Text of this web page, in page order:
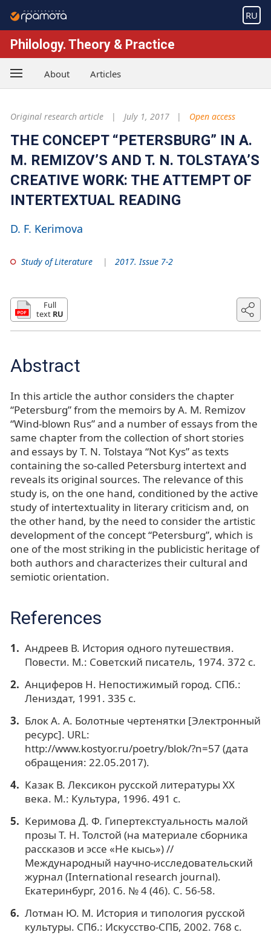
RU
Philology. Theory & Practice
About Articles
Original research article July 1, 2017 Open access
THE CONCEPT “PETERSBURG” IN A.
M. REMIZOV’S AND T. N. TOLSTAYA’S
CREATIVE WORK: THE ATTEMPT OF
INTERTEXTUAL READING
D. F. Kerimova
Study of Literature 2017. Issue 7-2
Full
text RU
Abstract
In this article the author considers the chapter
“Petersburg” from the memoirs by A. M. Remizov
“Wind-blown Rus” and a number of essays from the
same chapter from the collection of short stories
and essays by T. N. Tolstaya “Not Kys” as texts
containing the so-called Petersburg intertext and
reveals its original sources. The relevance of this
study is, on the one hand, conditioned by the active
study of intertextuality in literary criticism and, on
the other hand, by the need to consider the artistic
development of the concept “Petersburg”, which is
one of the most striking in the publicistic heritage of
both authors and characterizes their cultural and
semiotic orientation.
References
Андреев В. История одного путешествия.
Повести. М.: Советский писатель, 1974. 372 с.
Анциферов Н. Непостижимый город. СПб.:
Лениздат, 1991. 335 с.
Блок А. А. Болотные чертенятки [Электронный
ресурс]. URL:
http://www.kostyor.ru/poetry/blok/?n=57 (дата
обращения: 22.05.2017).
Казак В. Лексикон русской литературы XX
века. М.: Культура, 1996. 491 с.
Керимова Д. Ф. Гипертекстуальность малой
прозы Т. Н. Толстой (на материале сборника
рассказов и эссе «Не кысь») //
Международный научно-исследовательский
журнал (International research journal).
Екатеринбург, 2016. № 4 (46). С. 56-58.
Лотман Ю. М. История и типология русской
культуры. СПб.: Искусство-СПБ, 2002. 768 с.